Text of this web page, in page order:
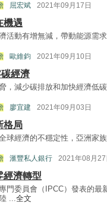
屈宏斌 2021年09月17日
機遇
活動有增無減，帶動能源需
歐維鈞 2021年09月10日
碳經濟
，減少碳排放和加快經濟低
廖宜建 2021年09月03日
格局
球經濟的不穩定性，亞洲家
滙豐私人銀行 2021年08月27
經濟轉型
門委員會（IPCC）發表的最
... 全文